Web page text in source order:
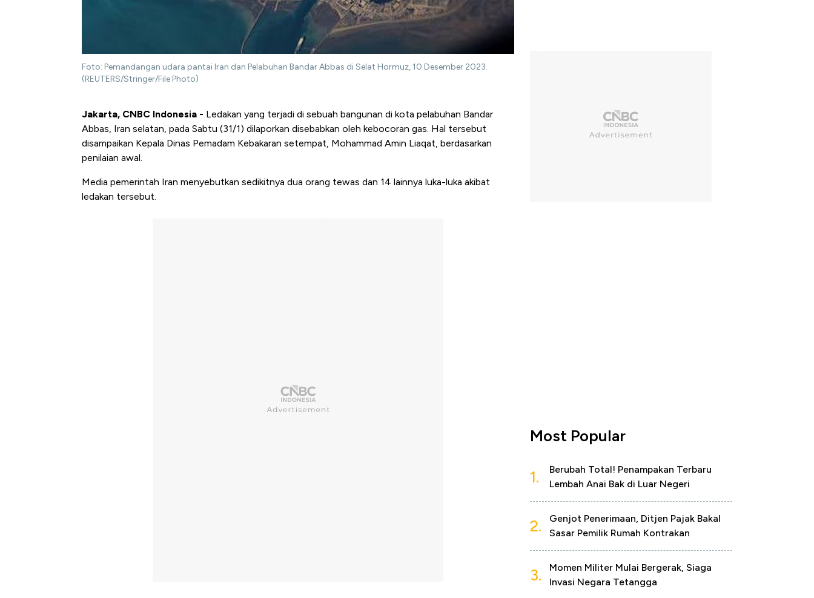
Foto: Pemandangan udara pantai Iran dan Pelabuhan Bandar Abbas di Selat Hormuz, 10 Desember 2023.
(REUTERS/Stringer/File Photo)
Jakarta, CNBC Indonesia - Ledakan yang terjadi di sebuah bangunan di kota pelabuhan Bandar
Abbas, Iran selatan, pada Sabtu (31/1) dilaporkan disebabkan oleh kebocoran gas. Hal tersebut
disampaikan Kepala Dinas Pemadam Kebakaran setempat, Mohammad Amin Liaqat, berdasarkan
penilaian awal.
Media pemerintah Iran menyebutkan sedikitnya dua orang tewas dan 14 lainnya luka-luka akibat
ledakan tersebut.
Most Popular
1.
Berubah Total! Penampakan Terbaru
Lembah Anai Bak di Luar Negeri
2.
Genjot Penerimaan, Ditjen Pajak Bakal
Sasar Pemilik Rumah Kontrakan
3.
Momen Militer Mulai Bergerak, Siaga
Invasi Negara Tetangga